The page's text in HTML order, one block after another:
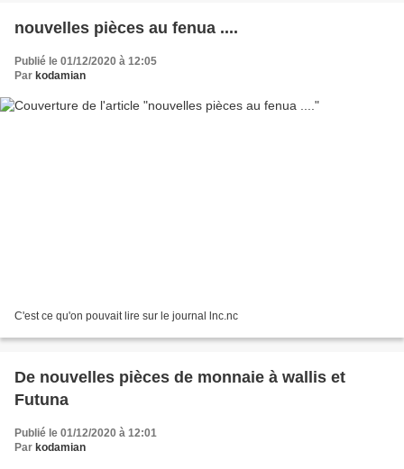
nouvelles pièces au fenua ....
Publié le 01/12/2020 à 12:05
Par kodamian
C'est ce qu'on pouvait lire sur le journal lnc.nc
De nouvelles pièces de monnaie à wallis et
Futuna
Publié le 01/12/2020 à 12:01
Par kodamian